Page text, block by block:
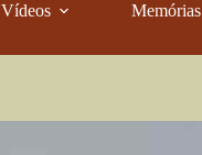
Vídeos Memórias